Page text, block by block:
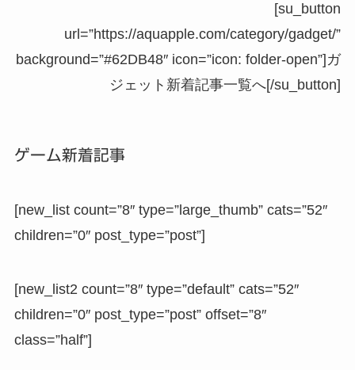
[su_button
url=”https://aquapple.com/category/gadget/”
background=”#62DB48″ icon=”icon: folder-open”]ガ
ジェット新着記事一覧へ[/su_button]
ゲーム新着記事
[new_list count=”8″ type=”large_thumb” cats=”52″
children=”0″ post_type=”post”]
[new_list2 count=”8″ type=”default” cats=”52″
children=”0″ post_type=”post” offset=”8″
class=”half”]